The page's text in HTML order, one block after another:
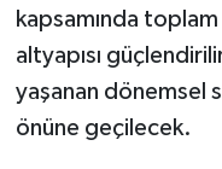
kapsamında
altyapısı
yaşanan dönemsel
önüne geçilecek.